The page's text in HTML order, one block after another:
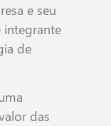
e seu
integrante
de
das